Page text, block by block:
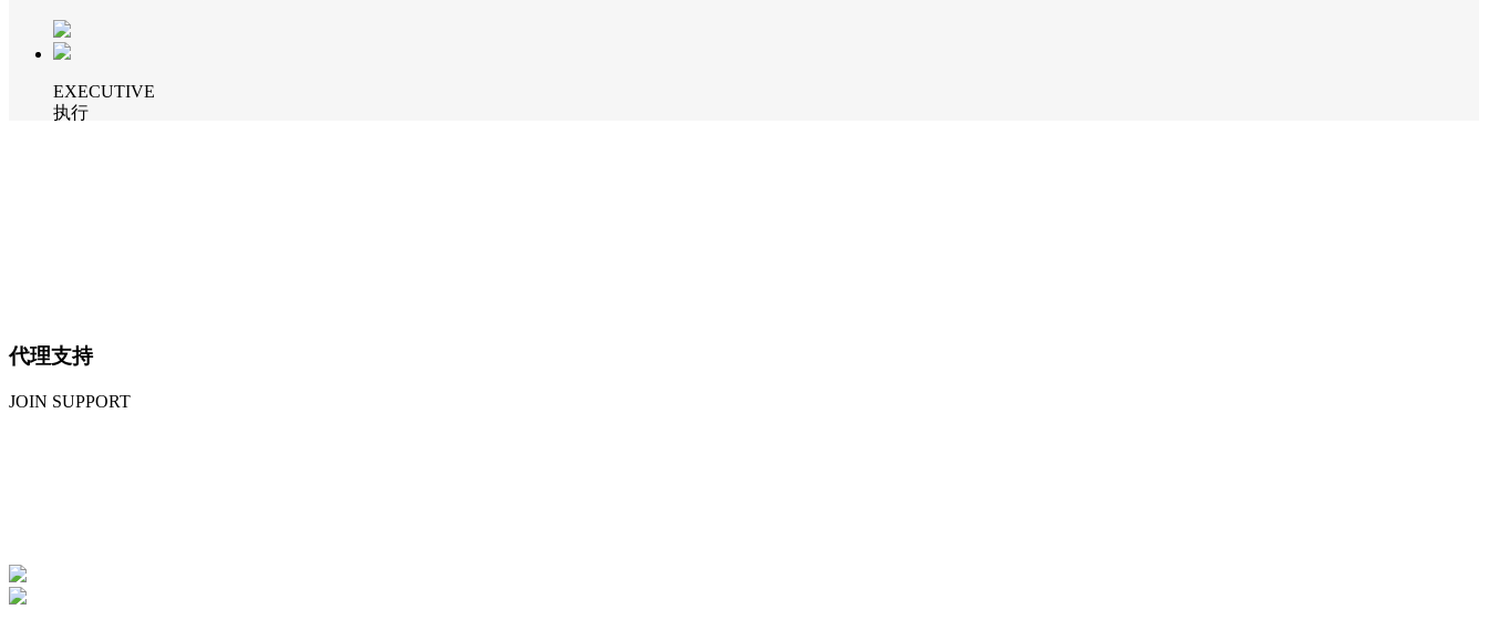
EXECUTIVE
执行
代理支持
JOIN SUPPORT